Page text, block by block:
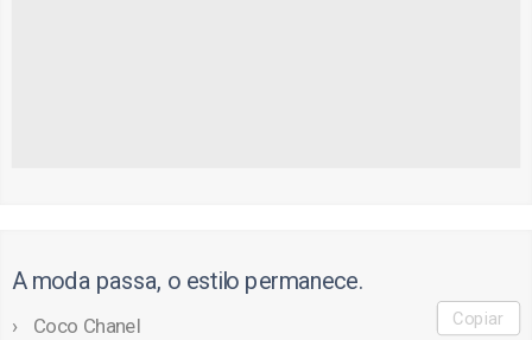
A moda passa, o estilo permanece.
Coco Chanel Copiar